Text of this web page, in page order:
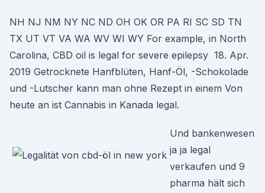
NH NJ NM NY NC ND OH OK OR PA RI SC SD TN
TX UT VT VA WA WV WI WY For example, in North
Carolina, CBD oil is legal for severe epilepsy 18. Apr.
2019 Getrocknete Hanfblüten, Hanf-Öl, -Schokolade
und -Lutscher kann man ohne Rezept in einem Von
heute an ist Cannabis in Kanada legal.
Und bankenwesen
ja ja legal
verkaufen und 9
pharma hält sich